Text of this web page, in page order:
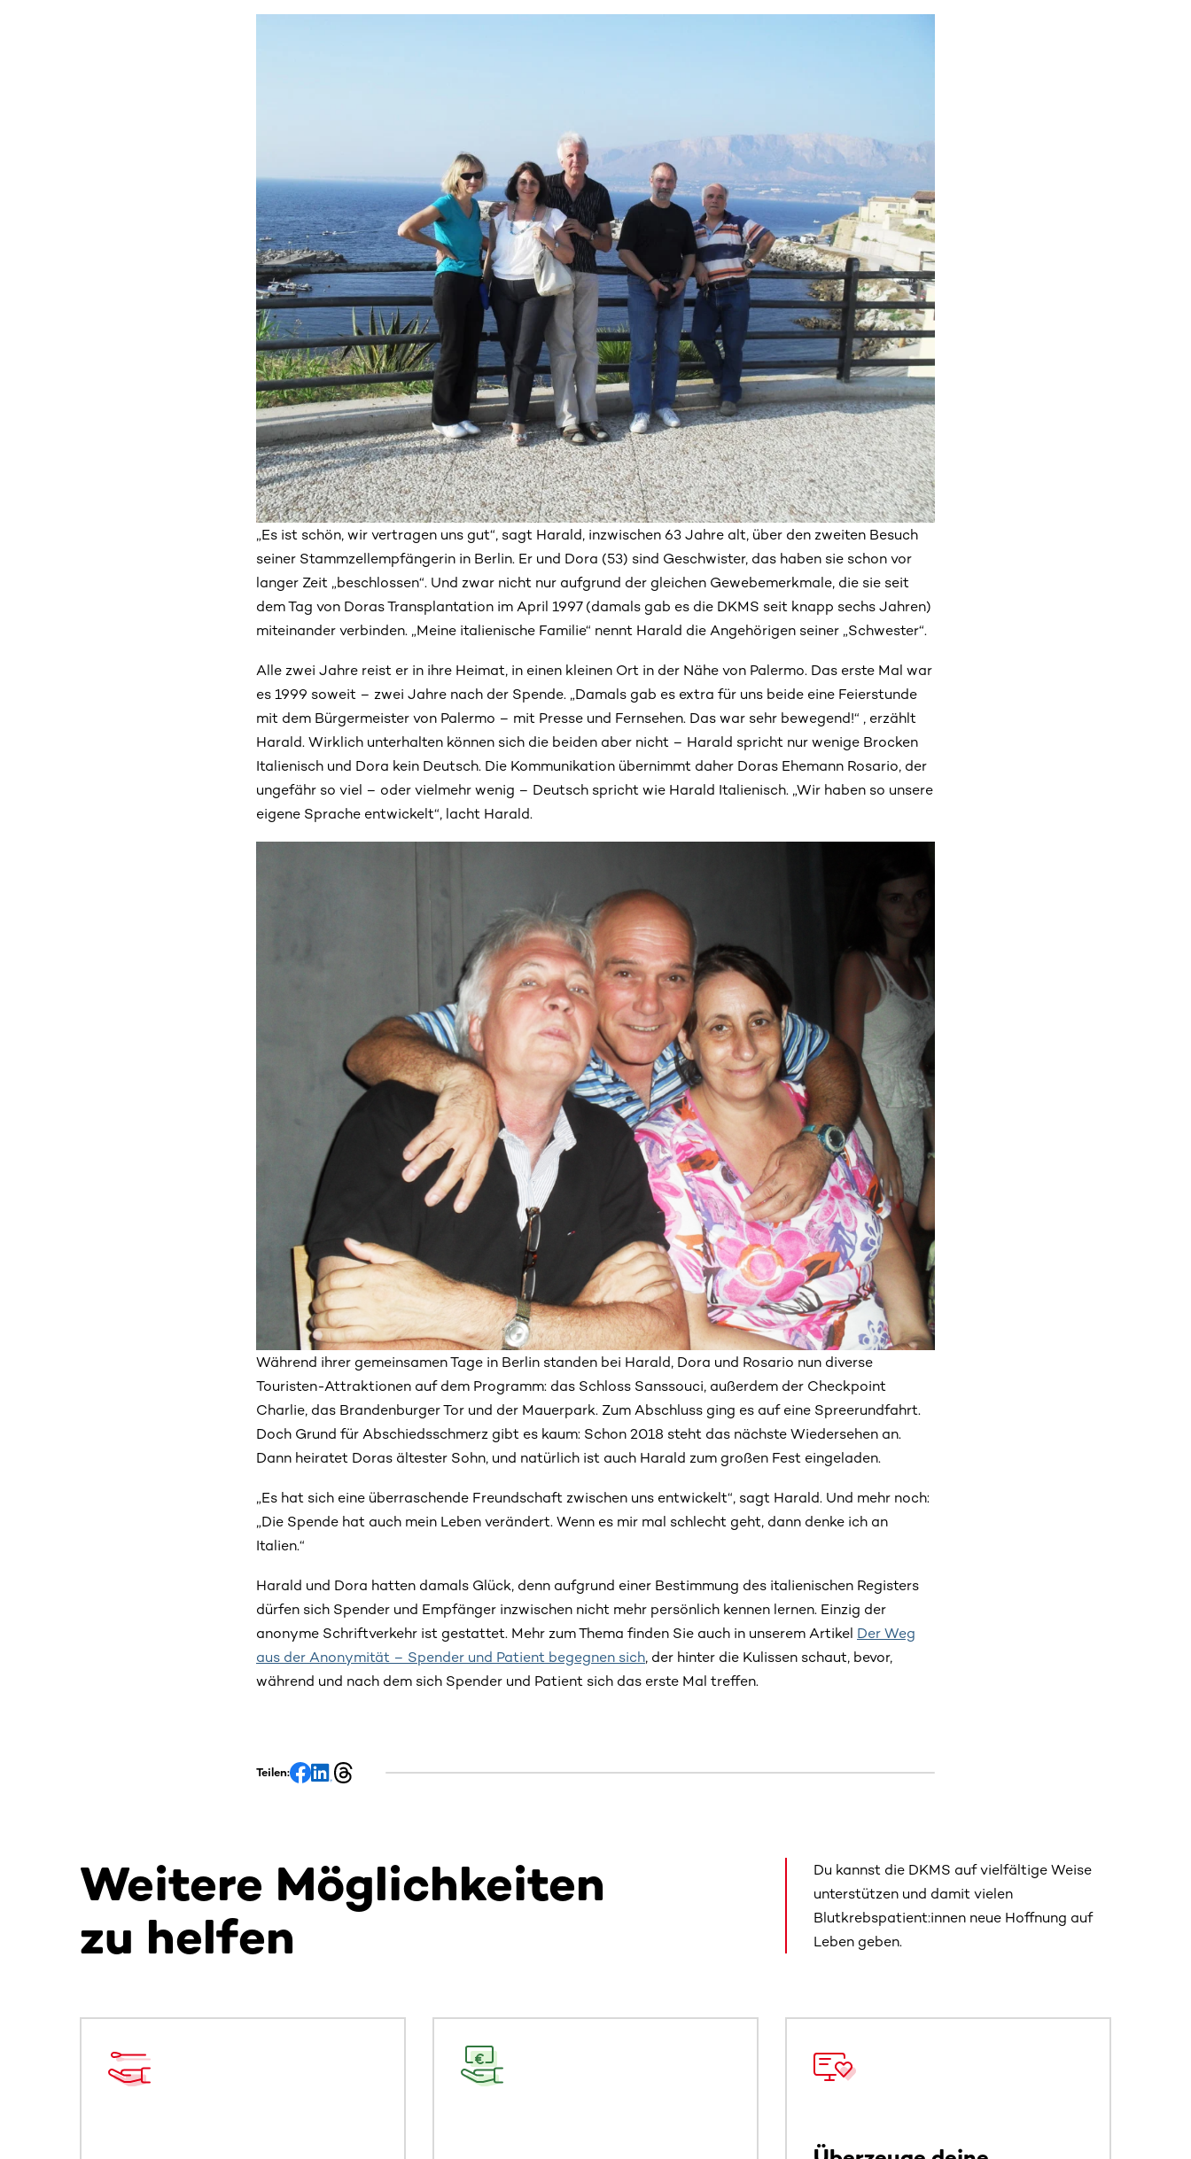
„Es ist schön, wir vertragen uns gut“, sagt Harald, inzwischen 63 Jahre alt, über den zweiten Besuch
seiner Stammzellempfängerin in Berlin. Er und Dora (53) sind Geschwister, das haben sie schon vor
langer Zeit „beschlossen“. Und zwar nicht nur aufgrund der gleichen Gewebemerkmale, die sie seit
dem Tag von Doras Transplantation im April 1997 (damals gab es die DKMS seit knapp sechs Jahren)
miteinander verbinden. „Meine italienische Familie“ nennt Harald die Angehörigen seiner „Schwester“.
Alle zwei Jahre reist er in ihre Heimat, in einen kleinen Ort in der Nähe von Palermo. Das erste Mal war
es 1999 soweit – zwei Jahre nach der Spende. „Damals gab es extra für uns beide eine Feierstunde
mit dem Bürgermeister von Palermo – mit Presse und Fernsehen. Das war sehr bewegend!“ , erzählt
Harald. Wirklich unterhalten können sich die beiden aber nicht – Harald spricht nur wenige Brocken
Italienisch und Dora kein Deutsch. Die Kommunikation übernimmt daher Doras Ehemann Rosario, der
ungefähr so viel – oder vielmehr wenig – Deutsch spricht wie Harald Italienisch. „Wir haben so unsere
eigene Sprache entwickelt“, lacht Harald.
Während ihrer gemeinsamen Tage in Berlin standen bei Harald, Dora und Rosario nun diverse
Touristen-Attraktionen auf dem Programm: das Schloss Sanssouci, außerdem der Checkpoint
Charlie, das Brandenburger Tor und der Mauerpark. Zum Abschluss ging es auf eine Spreerundfahrt.
Doch Grund für Abschiedsschmerz gibt es kaum: Schon 2018 steht das nächste Wiedersehen an.
Dann heiratet Doras ältester Sohn, und natürlich ist auch Harald zum großen Fest eingeladen.
„Es hat sich eine überraschende Freundschaft zwischen uns entwickelt“, sagt Harald. Und mehr noch:
„Die Spende hat auch mein Leben verändert. Wenn es mir mal schlecht geht, dann denke ich an
Italien.“
Harald und Dora hatten damals Glück, denn aufgrund einer Bestimmung des italienischen Registers
dürfen sich Spender und Empfänger inzwischen nicht mehr persönlich kennen lernen. Einzig der
anonyme Schriftverkehr ist gestattet. Mehr zum Thema finden Sie auch in unserem Artikel Der Weg
aus der Anonymität – Spender und Patient begegnen sich, der hinter die Kulissen schaut, bevor,
während und nach dem sich Spender und Patient sich das erste Mal treffen.
Teilen:
Weitere Möglichkeiten
zu helfen
Du kannst die DKMS auf vielfältige Weise
unterstützen und damit vielen
Blutkrebspatient:innen neue Hoffnung auf
Leben geben.